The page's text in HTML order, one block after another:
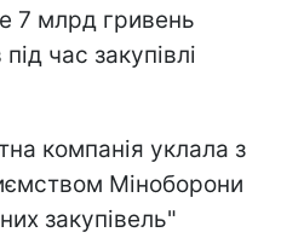
7 млрд гривень
час закупівлі
компанія уклала з
Міноборони
закупівель"